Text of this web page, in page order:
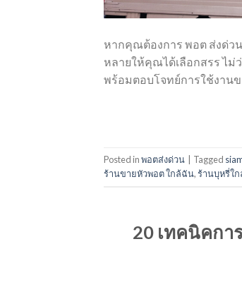
หากคุณต้องการ พอต ส่งด่ว
หลายให้คุณได้เลือกสรร ไม่
พร้อมตอบโจทย์การใช้งาน
Posted inพอตส่งด่วน Tagged
ร้านขายหัวพอต ใกล้ฉัน,ร้านบุหรี่ใ
20 เทคนิคกา